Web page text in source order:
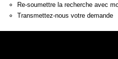
Estimation
Re-soumettre la recherche avec
Transmettez-nous votre demande